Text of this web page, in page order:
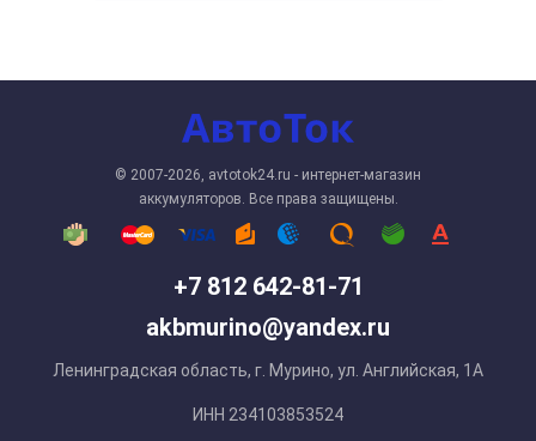
+7 812 642-81-71
akbmurino@yandex.ru
Ленинградская область, г. Мурино, ул. Английская, 1А
ИНН 234103853524
© 2007-2026, avtotok24.ru - интернет-магазин
аккумуляторов. Все права защищены.